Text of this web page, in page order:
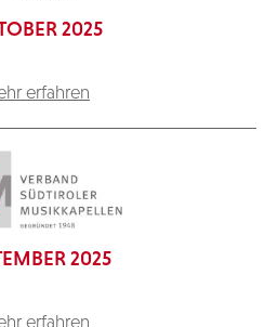
2025
erfahren
2025
erfahren